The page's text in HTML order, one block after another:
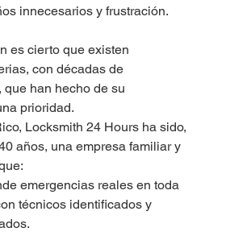
innecesarios y frustración.
es cierto que existen
con décadas de
que han hecho de su
prioridad.
Locksmith 24 Hours ha sido,
años, una empresa familiar y
emergencias reales en toda
técnicos identificados y